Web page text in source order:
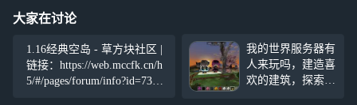
大家在讨论
1.16经典空岛 - 草方块社区 |
链接：https://web.mccfk.cn/h
5/#/pages/forum/info?id=736&
我的世界服务器有
人来玩吗，建造喜
欢的建筑，探索刺